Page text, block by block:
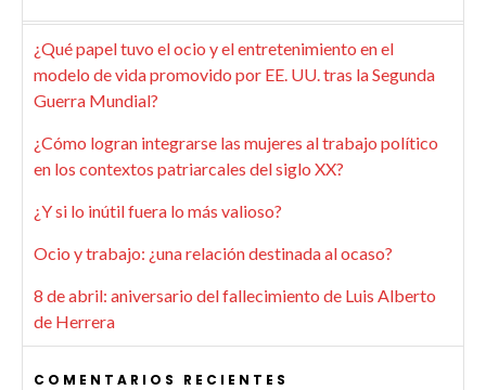
¿Qué papel tuvo el ocio y el entretenimiento en el
modelo de vida promovido por EE. UU. tras la Segunda
Guerra Mundial?
¿Cómo logran integrarse las mujeres al trabajo político
en los contextos patriarcales del siglo XX?
¿Y si lo inútil fuera lo más valioso?
Ocio y trabajo: ¿una relación destinada al ocaso?
8 de abril: aniversario del fallecimiento de Luis Alberto
de Herrera
COMENTARIOS RECIENTES